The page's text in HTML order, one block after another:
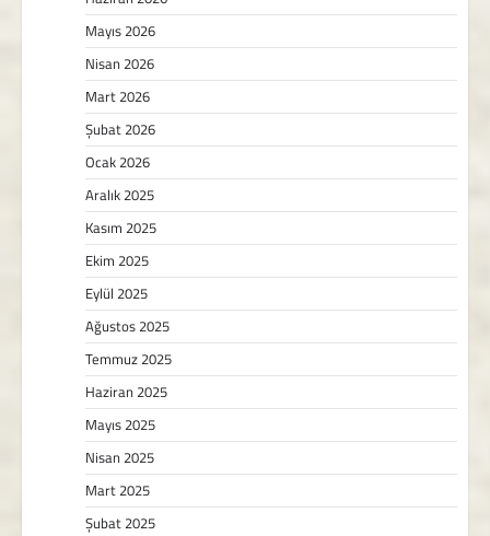
Mayıs 2026
Nisan 2026
Mart 2026
Şubat 2026
Ocak 2026
Aralık 2025
Kasım 2025
Ekim 2025
Eylül 2025
Ağustos 2025
Temmuz 2025
Haziran 2025
Mayıs 2025
Nisan 2025
Mart 2025
Şubat 2025